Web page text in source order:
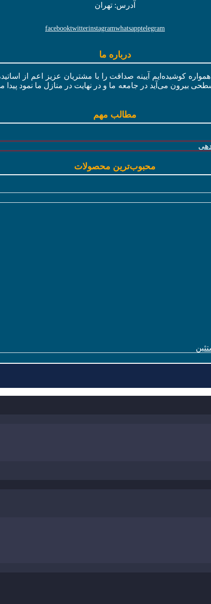
آدرس: تهران
telegram
whatsapp
instagram
twitter
facebook
درباره ما
همواره کوشیده‌ایم آیینه صداقت را با مشتریان عزیز اعم از
بیرون می‌آید در جامعه ما و در نهایت در منازل ما نمود
مطالب مهم
محبوب‌ترین محصولات